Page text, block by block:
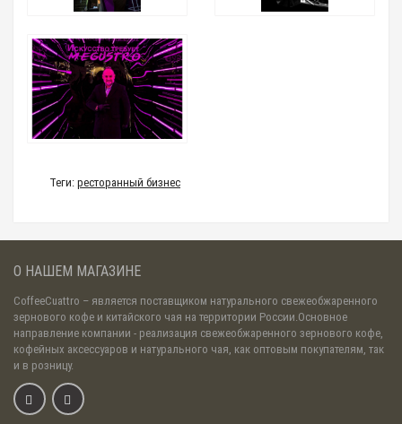
Теги: ресторанный бизнес
О НАШЕМ МАГАЗИНЕ
CoffeeCuattro – является поставщиком натурального свежеобжаренного
зернового кофе и китайского чая на территории России.Основное
направление компании - реализация свежеобжаренного зернового кофе,
кофейных аксессуаров и натурального чая, как оптовым покупателям, так
и в розницу.